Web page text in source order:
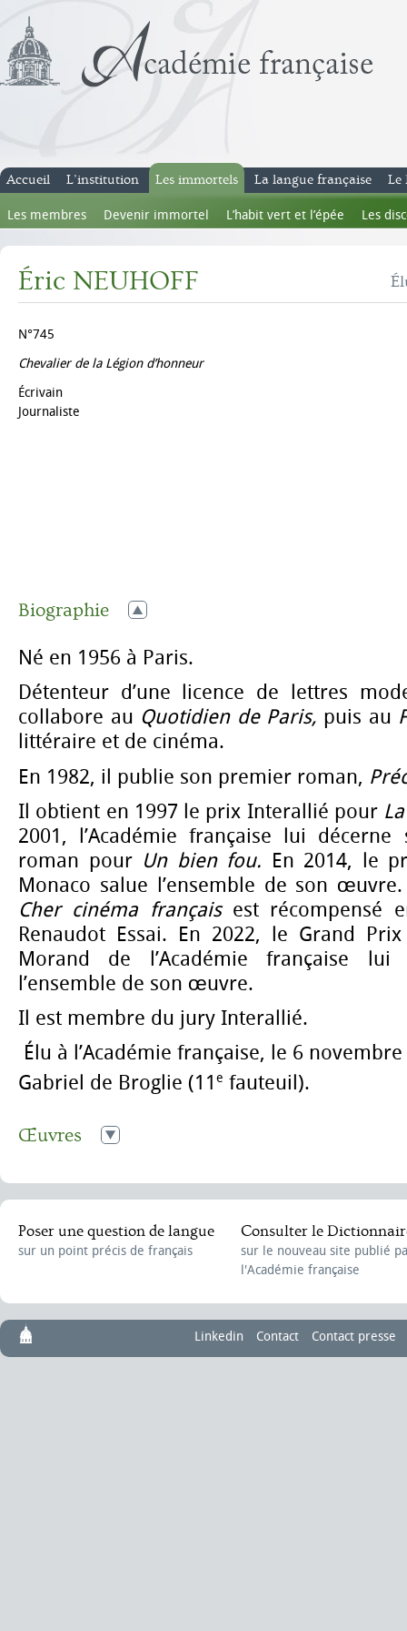
Accueil L’institution Les immortels
Les membres Devenir immortel L’habit vert et l’épée Les
La langue française Le
Éric NEUHOFF
N°745
Chevalier de la Légion d’honneur
Écrivain
Journaliste
Biographie
Né en 1956 à Paris.
Détenteur d’une licence de lettres
collabore au Quotidien de Paris, puis au
littéraire et de cinéma.
En 1982, il publie son premier roman,
Il obtient en 1997 le prix Interallié pour
2001, l’Académie française lui
roman pour Un bien fou. En 2014, le
Monaco salue l’ensemble de son
Cher cinéma français est récompensé
Renaudot Essai. En 2022, le Grand
Morand de l’Académie française
l’ensemble de son œuvre.
Il est membre du jury Interallié.
Élu à l’Académie française, le 6
Gabriel de Broglie (11 e fauteuil).
Œuvres
1995
Barbe à papa(Albin Michel)
1997
La Petite Française (Albin Michel)
2001
Un bien fou (Albin Michel)
2025
Pentothal(Albin Michel)
Poser une question de langue
sur un point précis de français
Consulter le
sur le nouveau site publié
l'Académie française
Linkedin Contact Contact presse